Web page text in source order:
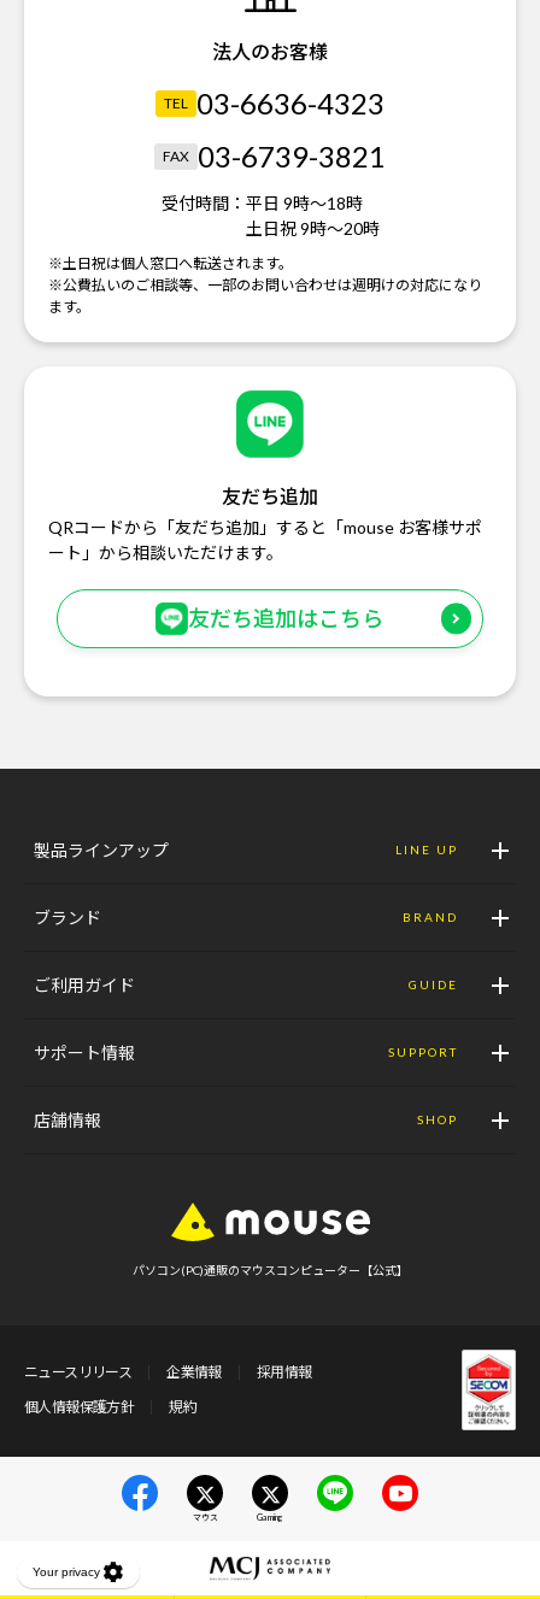
法人のお客様
TEL 03-6636-4323
FAX 03-6739-3821
受付時間： 平日 9時～18時
土日祝 9時～20時
※土日祝は個人窓口へ転送されます。
※公費払いのご相談等、一部のお問い合わせは週明けの対応になり
ます。
友だち追加
QRコードから「友だち追加」すると「mouse お客様サポ
ート」から相談いただけます。
友だち追加はこちら
製品ラインアップ LINE UP
ブランド BRAND
ご利用ガイド GUIDE
サポート情報 SUPPORT
店舗情報 SHOP
パソコン(PC)通販のマウスコンピューター【公式】
ニュースリリース 企業情報
採用情報
個人情報保護方針
規約
マウス Gaming